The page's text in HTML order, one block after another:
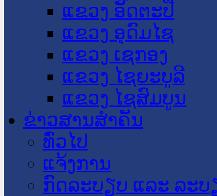
ແຂວງ ອັດຕະປື
ແຂວງ ອຸດົມໄຊ
ແຂວງ ເຊກອງ
ແຂວງ ໄຊຍະບູລີ
ແຂວງ ໄຊສົມບູນ
ຂ່າວສານສໍາຄັນ
​ທົ່ວ​ໄປ
ແຈ້ງການ
ກົດລະບຽບ ແລະ ລະບ